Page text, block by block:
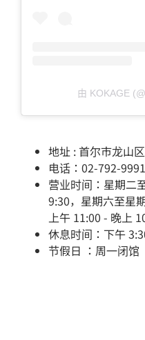
由 KOKAGE
地址 : 首尔市龙山
电话：02-792-9991
营业时间：星期二
9:30，星期六至星
上午 11:00 - 晚上
休息时间：下午
节假日 ：周一闭馆